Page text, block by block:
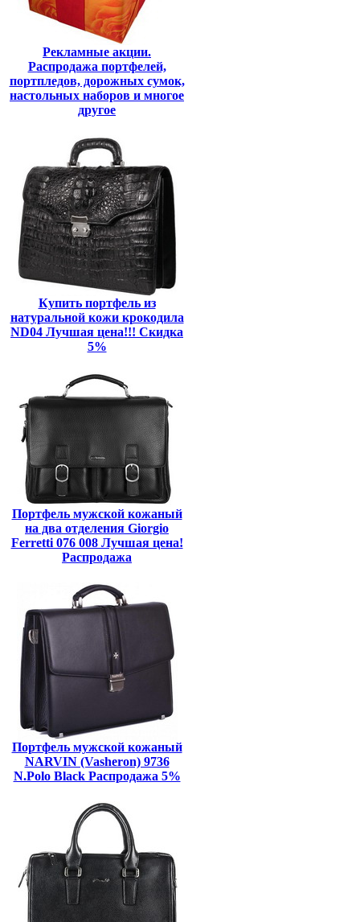
Рекламные акции.
Распродажа портфелей,
портпледов, дорожных сумок,
настольных наборов и многое
другое
Купить портфель из
натуральной кожи крокодила
ND04 Лучшая цена!!! Скидка
5%
Портфель мужской кожаный
на два отделения Giorgio
Ferretti 076 008 Лучшая цена!
Распродажа
Портфель мужской кожаный
NARVIN (Vasheron) 9736
N.Polo Black Распродажа 5%